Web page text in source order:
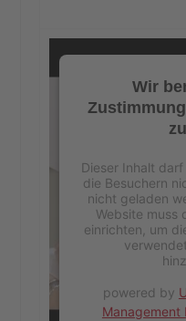
Wir
Dieser Inhalt
die Besuchern
nicht geladen
Website muss
einrichten, um
powered by
Management